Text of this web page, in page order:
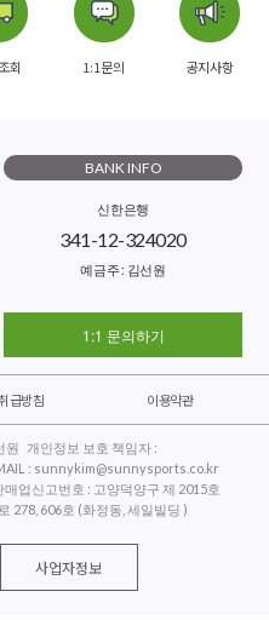
회 1:1문의 공지사항
BANK INFO
신한은행
341-12-324020
예금주 : 김선원
1:1 문의하기
급방침 이용약관
원 개인정보 보호 책임자 :
: sunnykim@sunnysports.co.kr
업신고번호 : 고양덕양구 제 2015호
278, 606호 (화정동, 세일빌딩 )
사업자정보